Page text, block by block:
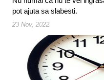
pot ajuta sa slabesti.
23 Nov, 2022